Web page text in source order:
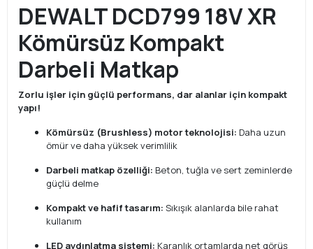
DEWALT DCD799 18V XR
Kömürsüz Kompakt
Darbeli Matkap
Zorlu işler için güçlü performans, dar alanlar için kompakt
yapı!
Kömürsüz (Brushless) motor teknolojisi: Daha uzun
ömür ve daha yüksek verimlilik
Darbeli matkap özelliği: Beton, tuğla ve sert zeminlerde
güçlü delme
Kompakt ve hafif tasarım: Sıkışık alanlarda bile rahat
kullanım
LED aydınlatma sistemi: Karanlık ortamlarda net görüş